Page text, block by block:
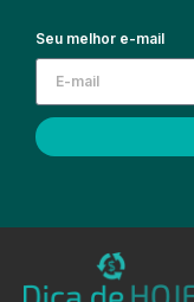
Seu melhor e-mail